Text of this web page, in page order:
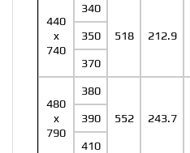
440
x
740
340
518 212.9
350
370
480
x
790
380
552 243.7
390
410